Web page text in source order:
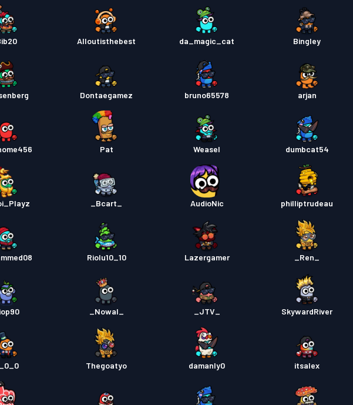
Bingley
da_magic_cat
Alloutisthebest
arjan
bruno65578
Dontaegamez
dumbcat54
Weasel
Pat
philliptrudeau
AudioNic
Lazergamer
Riolu10_10
SkywardRiver
itsalex
damanly0
Thegoatyo
0_0_0